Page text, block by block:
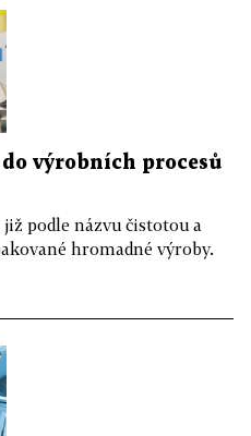
výrobních procesů
podle názvu čistotou a
hromadné výroby.